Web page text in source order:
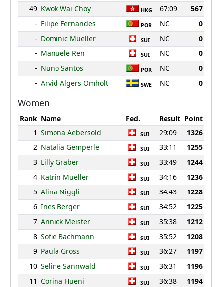
49 Kwok Wai Choy HKG 67:09
567
- Filipe Fernandes POR NC
0
- Dominic Mueller SUI NC
0
- Manuele Ren SUI NC
0
- Nuno Santos POR NC
0
- Arvid Algers Omholt SWE NC 0
Women
Rank Name Fed. Result Point
1 Simona Aebersold SUI 29:09
1326
2 Natalia Gemperle SUI 33:11
1255
3 Lilly Graber SUI 33:49
1244
4 Katrin Mueller SUI 34:16
1236
5 Alina Niggli SUI 34:43
1228
6 Ines Berger SUI 34:52
1225
7 Annick Meister SUI 35:38
1212
8 Sofie Bachmann SUI 35:52
1208
9 Paula Gross SUI 36:27
1197
10 Seline Sannwald SUI 36:31
1196
11 Corina Hueni SUI 36:38
1194